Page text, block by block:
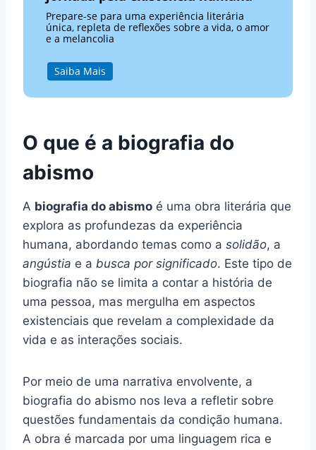
Prepare-se para uma experiência literária
única, repleta de reflexões sobre a vida, o amor
e a melancolia
Saiba Mais
O que é a biografia do
abismo
A biografia do abismo é uma obra literária que
explora as profundezas da experiência
humana, abordando temas como a solidão, a
angústia e a busca por significado. Este tipo de
biografia não se limita a contar a história de
uma pessoa, mas mergulha em aspectos
existenciais que revelam a complexidade da
vida e as interações sociais.
Por meio de uma narrativa envolvente, a
biografia do abismo nos leva a refletir sobre
questões fundamentais da condição humana.
A obra é marcada por uma linguagem rica e